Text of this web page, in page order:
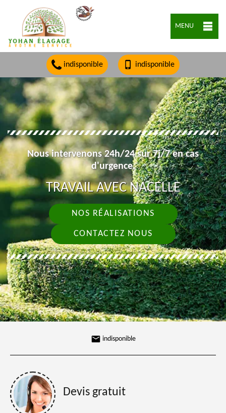
MENU
indisponible indisponible
Nous intervenons 24h/24 sur 7j/7 en cas
d'urgence.
TRAVAIL AVEC NACELLE
NOS RÉALISATIONS
CONTACTEZ NOUS
indisponible
Devis gratuit